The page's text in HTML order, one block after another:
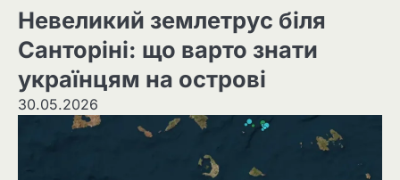
Невеликий землетрус біля
Санторіні: що варто знати
українцям на острові
30.05.2026